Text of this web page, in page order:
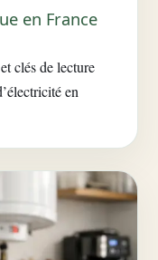
en France
clés de lecture
en